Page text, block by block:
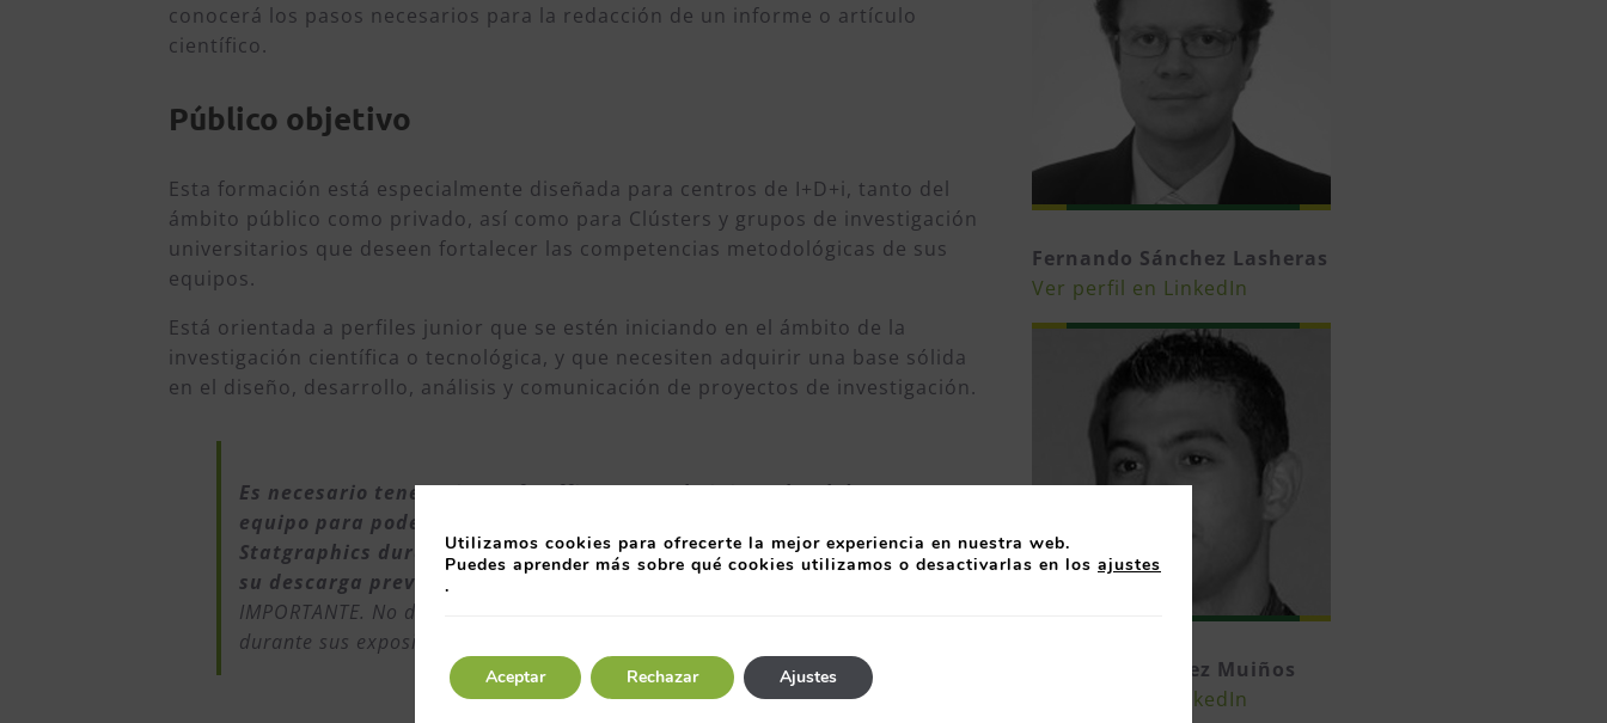
conocerá los pasos necesarios para la redacción de un informe o artículo
científico.
Público objetivo
Esta formación está especialmente diseñada para centros de I+D+i, tanto del
ámbito público como privado, así como para Clústers y grupos de investigación
universitarios que deseen fortalecer las competencias metodológicas de sus
equipos.
Está orientada a perfiles junior que se estén iniciando en el ámbito de la
investigación científica o tecnológica, y que necesiten adquirir una base sólida
en el diseño, desarrollo, análisis y comunicación de proyectos de investigación.
Es necesario tener Microsoft Office y ser administrador del
equipo para poder instalar la licencia de prueba de Centurion
Statgraphics durante la formación (o solicitar al administrador
su descarga previa)
IMPORTANTE. No descargar antes de que lo indiquen los docentes
durante sus exposiciones, ya que el periodo de prueba es de un mes.
Fernando Sánchez Lasheras
Ver perfil en LinkedIn
Carlos Rodríguez Muiños
Ver perfil en LinkedIn
Utilizamos cookies para ofrecerte la mejor experiencia en nuestra web.
Puedes aprender más sobre qué cookies utilizamos o desactivarlas en los ajustes
.
Aceptar Rechazar Ajustes